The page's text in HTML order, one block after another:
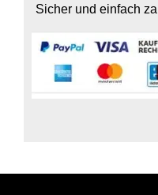
der
Sicher und einfach